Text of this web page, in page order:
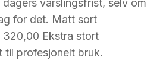
varslingsfrist, selv om
for det. Matt sort
320,00 Ekstra stort
til profesjonelt bruk.